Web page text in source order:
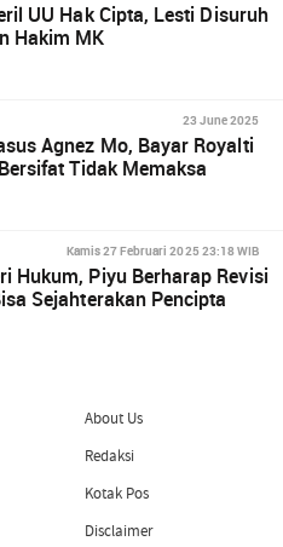
UU Hak Cipta, Lesti Disuruh
Hakim MK
23 June 2025
Agnez Mo, Bayar Royalti
Tidak Memaksa
Kamis 27 Februari 2025 23:18 WIB
Hukum, Piyu Berharap Revisi
Sejahterakan Pencipta
About Us
Redaksi
Kotak Pos
Disclaimer